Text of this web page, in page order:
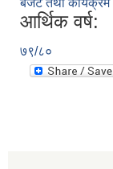
बजेट तथा कार्यक्रम
आर्थिक वर्ष:
७९/८०